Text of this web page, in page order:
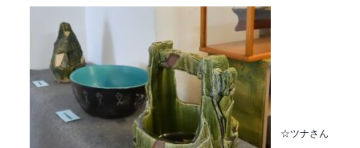
☆ツナさん